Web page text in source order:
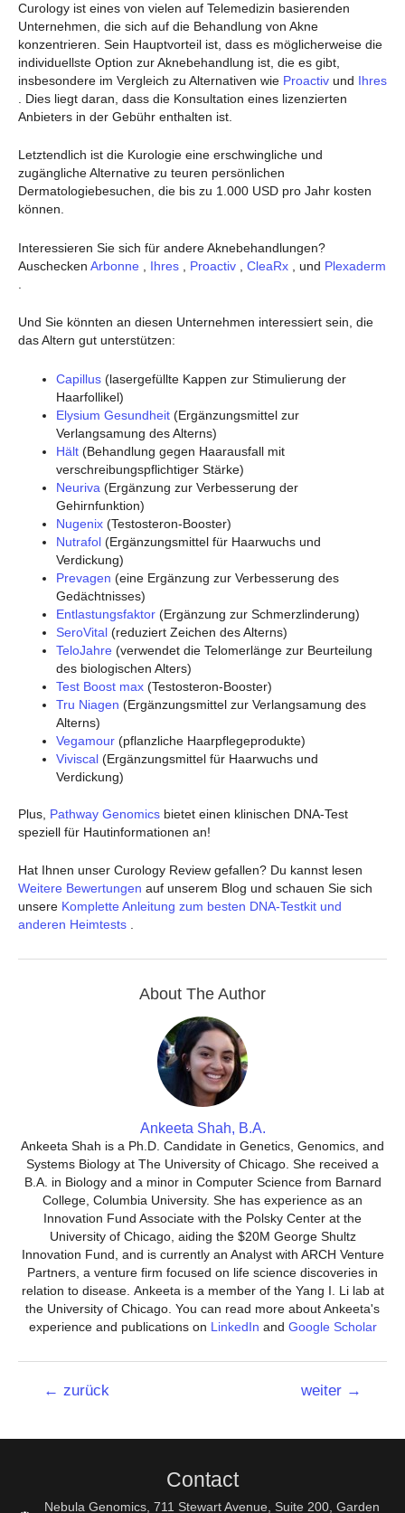
Curology ist eines von vielen auf Telemedizin basierenden
Unternehmen, die sich auf die Behandlung von Akne
konzentrieren. Sein Hauptvorteil ist, dass es möglicherweise die
individuellste Option zur Aknebehandlung ist, die es gibt,
insbesondere im Vergleich zu Alternativen wie Proactiv und Ihres
. Dies liegt daran, dass die Konsultation eines lizenzierten
Anbieters in der Gebühr enthalten ist.
Letztendlich ist die Kurologie eine erschwingliche und
zugängliche Alternative zu teuren persönlichen
Dermatologiebesuchen, die bis zu 1.000 USD pro Jahr kosten
können.
Interessieren Sie sich für andere Aknebehandlungen?
Auschecken Arbonne Ihres Proactiv CleaRx , und Plexaderm
Und Sie könnten an diesen Unternehmen interessiert sein, die
das Altern gut unterstützen:
Capillus (lasergefüllte Kappen zur Stimulierung der
Haarfollikel)
Elysium Gesundheit (Ergänzungsmittel zur
Verlangsamung des Alterns)
Hält (Behandlung gegen Haarausfall mit
verschreibungspflichtiger Stärke)
Neuriva (Ergänzung zur Verbesserung der
Gehirnfunktion)
Nugenix (Testosteron-Booster)
Nutrafol (Ergänzungsmittel für Haarwuchs und
Verdickung)
Prevagen (eine Ergänzung zur Verbesserung des
Gedächtnisses)
Entlastungsfaktor (Ergänzung zur Schmerzlinderung)
SeroVital (reduziert Zeichen des Alterns)
TeloJahre (verwendet die Telomerlänge zur Beurteilung
des biologischen Alters)
Test Boost max (Testosteron-Booster)
Tru Niagen (Ergänzungsmittel zur Verlangsamung des
Alterns)
Vegamour (pflanzliche Haarpflegeprodukte)
Viviscal (Ergänzungsmittel für Haarwuchs und
Verdickung)
Plus, Pathway Genomics bietet einen klinischen DNA-Test
speziell für Hautinformationen an!
Hat Ihnen unser Curology Review gefallen? Du kannst lesen
Weitere Bewertungen auf unserem Blog und schauen Sie sich
unsere Komplette Anleitung zum besten DNA-Testkit und
anderen Heimtests
About The Author
Ankeeta Shah, B.A.
Ankeeta Shah is a Ph.D. Candidate in Genetics, Genomics, and
Systems Biology at The University of Chicago. She received a
B.A. in Biology and a minor in Computer Science from Barnard
College, Columbia University. She has experience as an
Innovation Fund Associate with the Polsky Center at the
University of Chicago, aiding the $20M George Shultz
Innovation Fund, and is currently an Analyst with ARCH Venture
Partners, a venture firm focused on life science discoveries in
relation to disease. Ankeeta is a member of the Yang I. Li lab at
the University of Chicago. You can read more about Ankeeta's
experience and publications on LinkedIn and Google Scholar
Beitrags-
← zurück weiter →
Contact
Nebula Genomics, 711 Stewart Avenue, Suite 200, Garden